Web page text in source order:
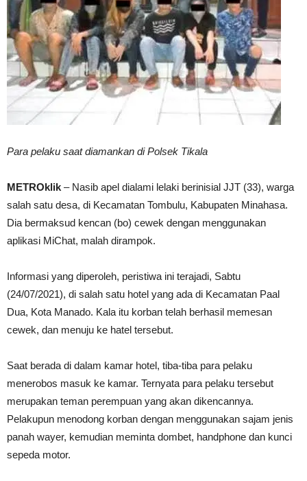
Para pelaku saat diamankan di Polsek Tikala
METROklik – Nasib apel dialami lelaki berinisial JJT (33), warga
salah satu desa, di Kecamatan Tombulu, Kabupaten Minahasa.
Dia bermaksud kencan (bo) cewek dengan menggunakan
aplikasi MiChat, malah dirampok.
Informasi yang diperoleh, peristiwa ini terajadi, Sabtu
(24/07/2021), di salah satu hotel yang ada di Kecamatan Paal
Dua, Kota Manado. Kala itu korban telah berhasil memesan
cewek, dan menuju ke hatel tersebut.
Saat berada di dalam kamar hotel, tiba-tiba para pelaku
menerobos masuk ke kamar. Ternyata para pelaku tersebut
merupakan teman perempuan yang akan dikencannya.
Pelakupun menodong korban dengan menggunakan sajam jenis
panah wayer, kemudian meminta dombet, handphone dan kunci
sepeda motor.